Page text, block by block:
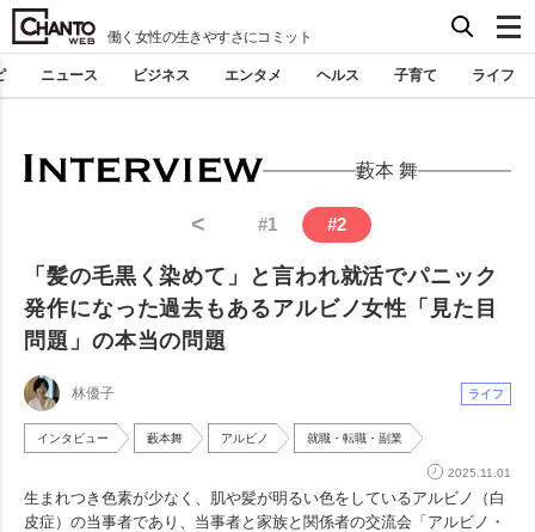
働く女性の生きやすさにコミット
ニュース ビジネス エンタメ ヘルス 子育て ライフ
藪本 舞
< #1 #2
「髪の毛黒く染めて」と言われ就活でパニック
発作になった過去もあるアルビノ女性「見た目
問題」の本当の問題
林優子 ライフ
インタビュー 藪本舞 アルビノ 就職・転職・副業
2025.11.01
生まれつき色素が少なく、肌や髪が明るい色をしているアルビノ（白
皮症）の当事者であり、当事者と家族と関係者の交流会「アルビノ・